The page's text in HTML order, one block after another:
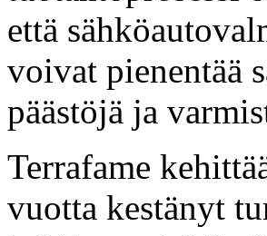
että
voivat pienentää
päästöjä ja
Terrafame
vuotta kestänyt